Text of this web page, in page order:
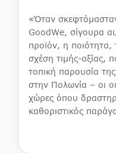
«Όταν
GoodWe, σίγουρα
προϊόν, η ποιότητα,
σχέση τιμής-αξίας,
τοπική παρουσία
στην Πολωνία – οι
χώρες όπου
καθοριστικός